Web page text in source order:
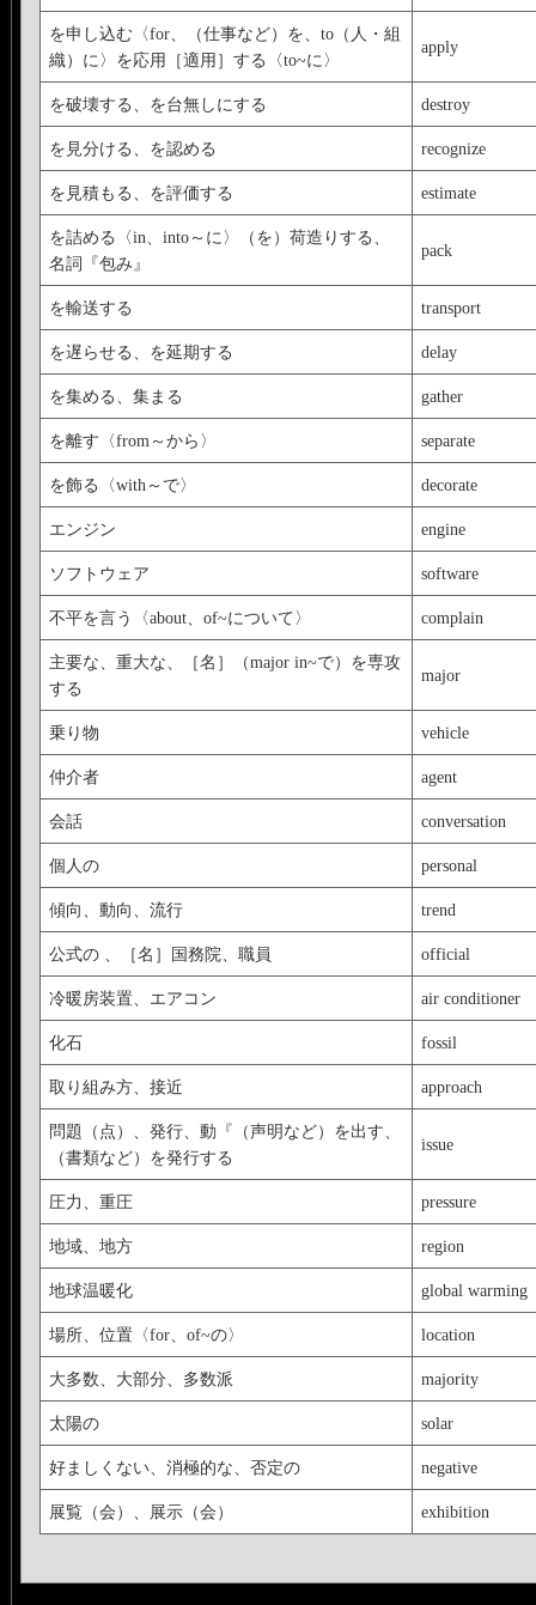
を申し込む〈for、（仕事など）を、to（人・組
織）に〉を応用［適用］する〈to~に〉
apply
を破壊する、を台無しにする destroy
を見分ける、を認める recognize
を見積もる、を評価する estimate
を詰める〈in、into～に〉（を）荷造りする、
名詞『包み』
pack
を輸送する transport
を遅らせる、を延期する delay
を集める、集まる gather
を離す〈from～から〉 separate
を飾る〈with～で〉 decorate
エンジン engine
ソフトウェア software
不平を言う〈about、of~について〉 complain
主要な、重大な、［名］（major in~で）を専攻
する
major
乗り物 vehicle
仲介者 agent
会話 conversation
個人の personal
傾向、動向、流行 trend
公式の 、［名］国務院、職員 official
冷暖房装置、エアコン air conditioner
化石 fossil
取り組み方、接近 approach
問題（点）、発行、動『（声明など）を出す、
（書類など）を発行する
issue
圧力、重圧 pressure
地域、地方 region
地球温暖化 global warming
場所、位置〈for、of~の〉 location
大多数、大部分、多数派 majority
太陽の solar
好ましくない、消極的な、否定の negative
展覧（会）、展示（会） exhibition